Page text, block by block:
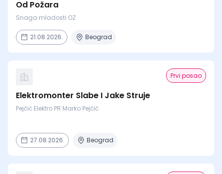
Od Požara
Snaga mladosti OZ
21.08.2026. Beograd
Prvi posao
Elektromonter Slabe I Jake Struje
Pejčić Elektro PR Marko Pejčić
27.08.2026. Beograd